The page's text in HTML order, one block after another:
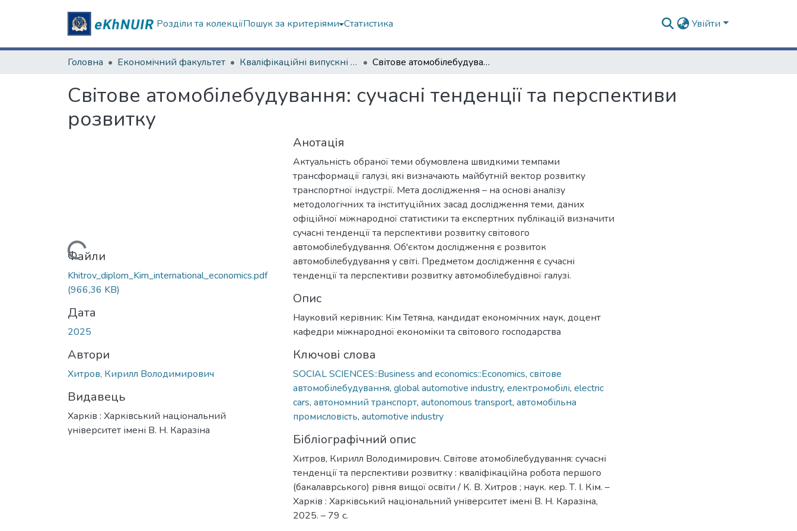
Розділи та колекціїПошук за критеріями Статистика Увійти
Головна Економічний факультет Кваліфікаційні випускні роботи бакалаврів. Економічний факультет Світове атомобілебудування: сучасні тенденції та перспективи розвитку
Світове атомобілебудування: сучасні тенденції та перспективи
розвитку
Вантажиться...
Файли
Khitrov_diplom_Kim_international_economics.pdf
(966,36 KB)
Дата
2025
Автори
Хитров, Кирилл Володимирович
Видавець
Харків : Харківський національний
університет імені В. Н. Каразіна
Анотація
Актуальність обраної теми обумовлена швидкими темпами
трансформації галузі, які визначають майбутній вектор розвитку
транспортної індустрії. Мета дослідження – на основі аналізу
методологічних та інституційних засад дослідження теми, даних
офіційної міжнародної статистики та експертних публікацій визначити
сучасні тенденції та перспективи розвитку світового
автомобілебудування. Об'єктом дослідження є розвиток
автомобілебудування у світі. Предметом дослідження є сучасні
тенденції та перспективи розвитку автомобілебудівної галузі.
Опис
Науковий керівник: Кім Тетяна, кандидат економічних наук, доцент
кафедри міжнародної економіки та світового господарства
Ключові слова
SOCIAL SCIENCES::Business and economics::Economics, світове
автомобілебудування, global automotive industry, електромобілі, electric
cars, автономний транспорт, autonomous transport, автомобільна
промисловість, automotive industry
Бібліографічний опис
Хитров, Кирилл Володимирович. Світове атомобілебудування: сучасні
тенденції та перспективи розвитку : кваліфікаційна робота першого
(бакалаврського) рівня вищої освіти / К. В. Хитров ; наук. кер. Т. І. Кім. –
Харків : Харківський національний університет імені В. Н. Каразіна,
2025. – 79 с.